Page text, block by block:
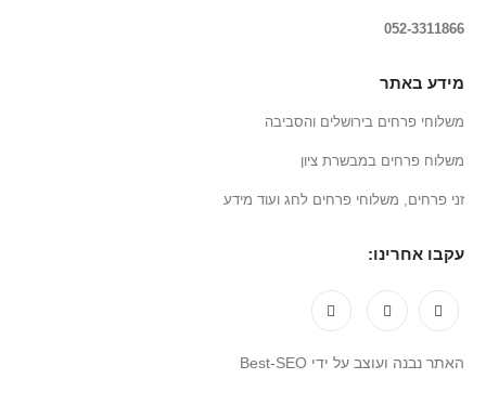
052-3311866
מידע באתר
משלוחי פרחים בירושלים והסביבה
משלוח פרחים במבשרת ציון
זני פרחים, משלוחי פרחים לחג ועוד מידע
עקבו אחרינו:
האתר נבנה ועוצב על ידי Best-SEO